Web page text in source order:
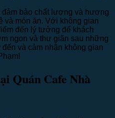
đảm bảo chất lượng và hương
và món ăn. Với không gian
đến lý tưởng để khách
ngon và thư giãn sau những
và cảm nhận không gian
Quán Cafe Nhà